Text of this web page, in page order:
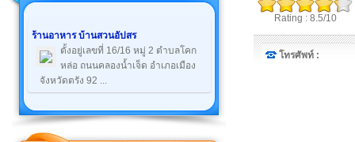
ร้านอาหาร บ้านสวนอัปสร
ตั้งอยู่เลขที่ 16/16 หมู่ 2 ตำบลโคก
หล่อ ถนนคลองน้ำเจ็ด อำเภอเมือง
จังหวัดตรัง 92 ...
Rating : 8.5/10
โทรศัพท์ :